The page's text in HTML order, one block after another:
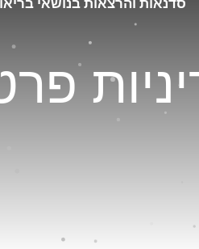
סדנאות והרצאות בנושאי